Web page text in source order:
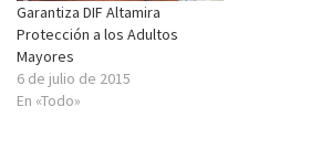
Garantiza DIF Altamira
Protección a los Adultos
Mayores
6 de julio de 2015
En «Todo»